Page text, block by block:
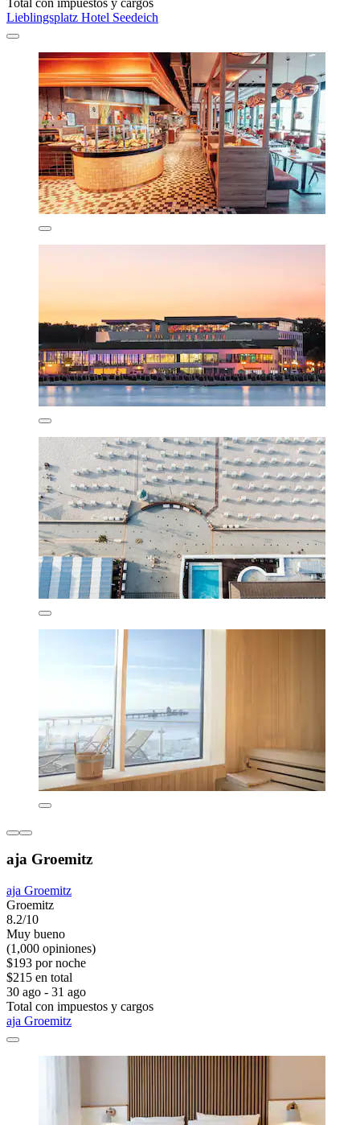
Lieblingsplatz Hotel Seedeich
aja Groemitz
aja Groemitz
Groemitz
8.2/10
Muy bueno
(1,000 opiniones)
$193 por noche
$215 en total
30 ago - 31 ago
Total con impuestos y cargos
aja Groemitz